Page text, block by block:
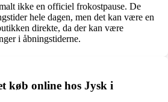
ikke en officiel frokostpause. De
hele dagen, men det kan være en
direkte, da der kan være
i åbningstiderne.
køb online hos Jysk i